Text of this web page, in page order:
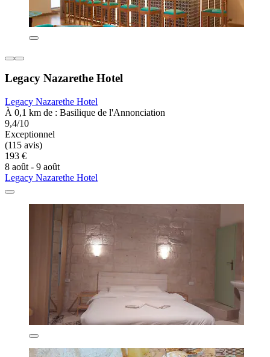
Legacy Nazarethe Hotel
Legacy Nazarethe Hotel
À 0,1 km de : Basilique de l'Annonciation
9,4/10
Exceptionnel
(115 avis)
193 €
8 août - 9 août
Legacy Nazarethe Hotel